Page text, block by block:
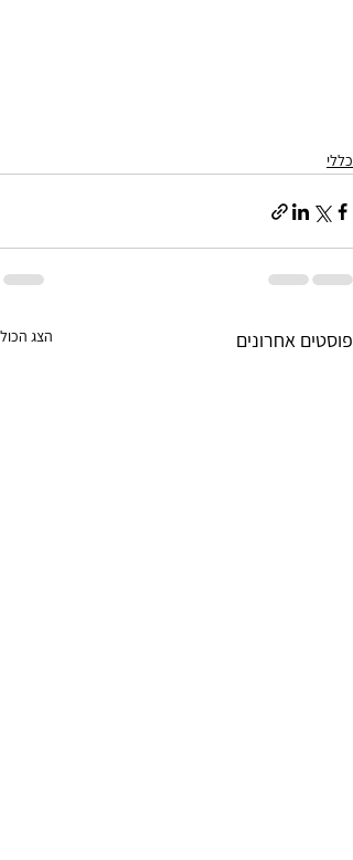
כללי
פוסטים אחרונים הצג הכול